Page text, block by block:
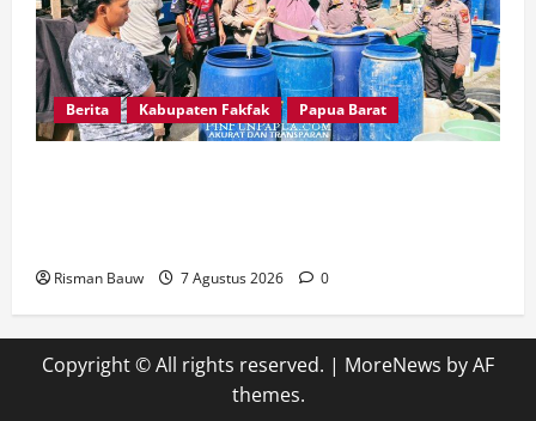
Berita Kabupaten Fakfak Papua Barat
Risman Bauw 7 Agustus 2026 0
Copyright © All rights reserved. | MoreNews by AF
themes.